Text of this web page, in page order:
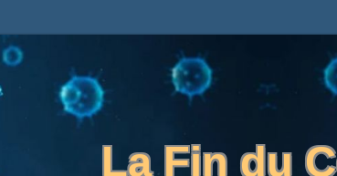
La Fin du